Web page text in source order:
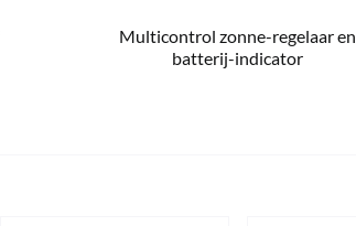
€ 2.199,00 *
Multicontrol zonne-regelaar en
batterij-indicator